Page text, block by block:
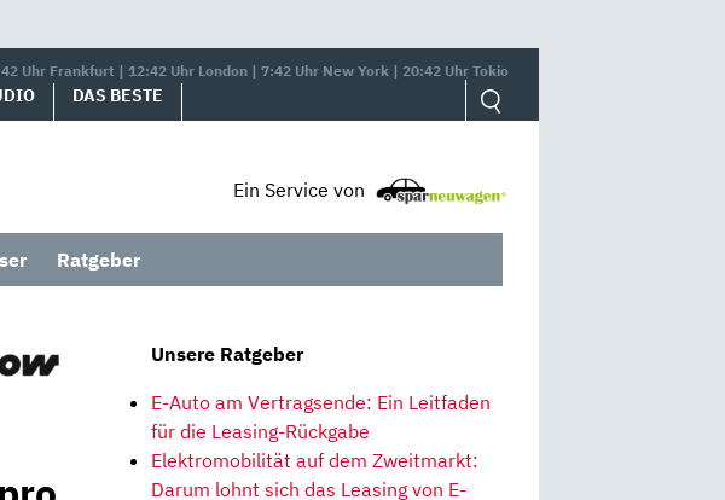
Uhr Frankfurt | 12:42 Uhr London | 7:42 Uhr New York | 20:42 Uhr Tokio
DAS BESTE
Ein Service von
Ratgeber
Unsere Ratgeber
E-Auto am Vertragsende: Ein Leitfaden
für die Leasing-Rückgabe
Elektromobilität auf dem Zweitmarkt:
Darum lohnt sich das Leasing von E-